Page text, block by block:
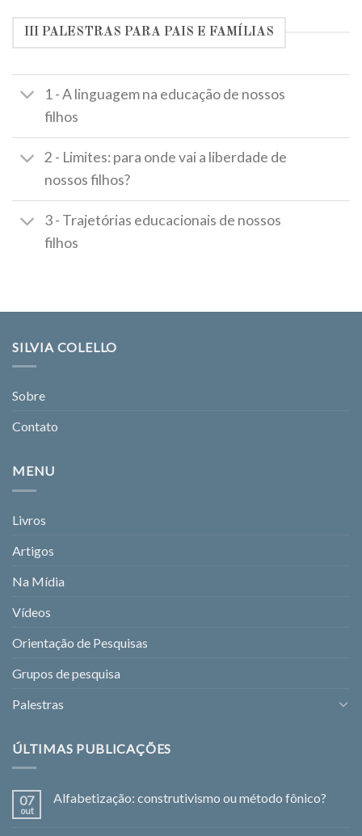
III PALESTRAS PARA PAIS E FAMÍLIAS
1 - A linguagem na educação de nossos
filhos
2 - Limites: para onde vai a liberdade de
nossos filhos?
3 - Trajetórias educacionais de nossos
filhos
SILVIA COLELLO
Sobre
Contato
MENU
Livros
Artigos
Na Mídia
Vídeos
Orientação de Pesquisas
Grupos de pesquisa
Palestras
ÚLTIMAS PUBLICAÇÕES
07
out
Alfabetização: construtivismo ou método fônico?